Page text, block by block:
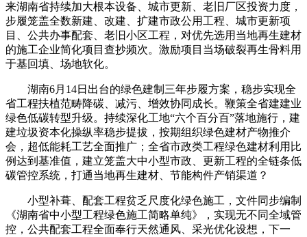
来湖南省持续加大根本设备、城市更新、老旧厂区投资力度，
步履笼盖全数新建、改建、扩建市政公用工程、城市更新项
目、公共办事配套、老旧小区工程，对优先选用当地再生建材
的施工企业简化项目查抄频次。激励项目当场破裂再生骨料用
于基回填、场地软化。
湖南6月14日出台的绿色建制三年步履方案，稳步实现全
省工程扶植范畴降碳、减污、增效协同成长。鞭策全省建建业
绿色低碳转型升级。持续深化工地“六个百分百”落地施行，建
建垃圾资本化操纵率稳步提拔，按期组织绿色建材产物推介
会，超低能耗工艺全面推广；全省市政类工程绿色建材利用比
例达到基准值，建立笼盖大中小型市政、更新工程的全链条低
碳管控系统，打通当地再生建材、节能构件产销渠道？
小型补葺、配套工程贫乏尺度化绿色施工，文件同步编制
《湖南省中小型工程绿色施工简略单纯》，实现无不同全域管
控，公共配套工程全面奉行天然通风、采光优化设想，下一